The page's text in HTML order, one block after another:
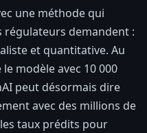
une méthode qui
demandent :
et quantitative. Au
modèle avec 10 000
peut désormais dire
avec des millions de
taux prédits pour